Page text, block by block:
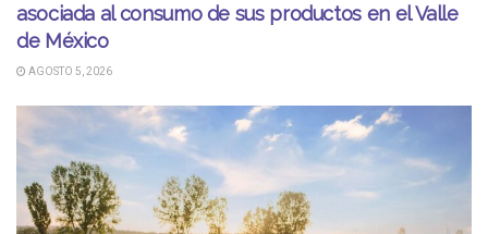
asociada al consumo de sus productos en el Valle
de México
AGOSTO 5, 2026